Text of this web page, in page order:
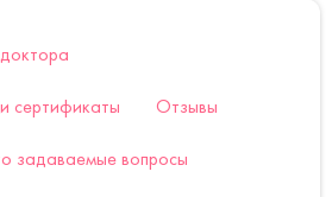
сертификаты Отзывы
задаваемые вопросы